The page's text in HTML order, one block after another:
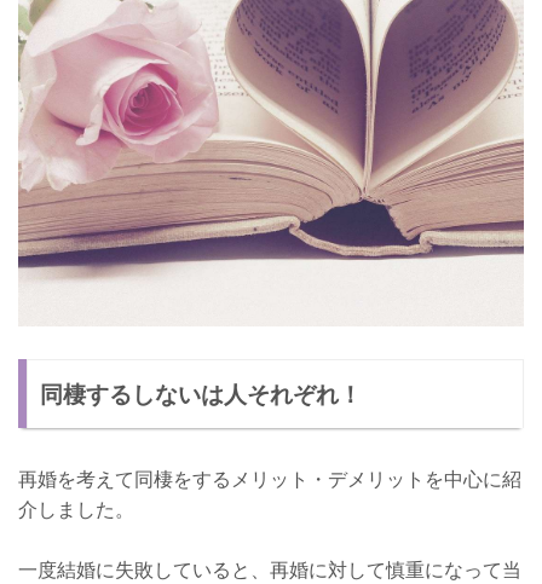
同棲するしないは人それぞれ！
再婚を考えて同棲をするメリット・デメリットを中心に紹
介しました。
一度結婚に失敗していると、再婚に対して慎重になって当